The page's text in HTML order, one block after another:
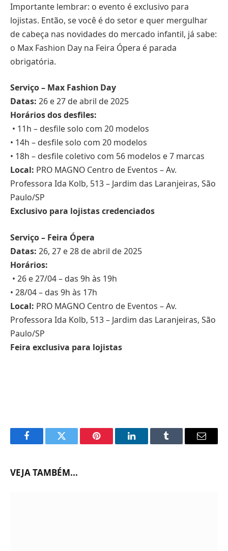
Importante lembrar: o evento é exclusivo para
lojistas. Então, se você é do setor e quer mergulhar
de cabeça nas novidades do mercado infantil, já sabe:
o Max Fashion Day na Feira Ópera é parada
obrigatória.
Serviço – Max Fashion Day
Datas: 26 e 27 de abril de 2025
Horários dos desfiles:
• 11h – desfile solo com 20 modelos
• 14h – desfile solo com 20 modelos
• 18h – desfile coletivo com 56 modelos e 7 marcas
Local: PRO MAGNO Centro de Eventos – Av.
Professora Ida Kolb, 513 – Jardim das Laranjeiras, São
Paulo/SP
Exclusivo para lojistas credenciados
Serviço – Feira Ópera
Datas: 26, 27 e 28 de abril de 2025
Horários:
• 26 e 27/04 – das 9h às 19h
• 28/04 – das 9h às 17h
Local: PRO MAGNO Centro de Eventos – Av.
Professora Ida Kolb, 513 – Jardim das Laranjeiras, São
Paulo/SP
Feira exclusiva para lojistas
FacebookTwitter Pinterest LinkedInTumblr Email
VEJA TAMBÉM...